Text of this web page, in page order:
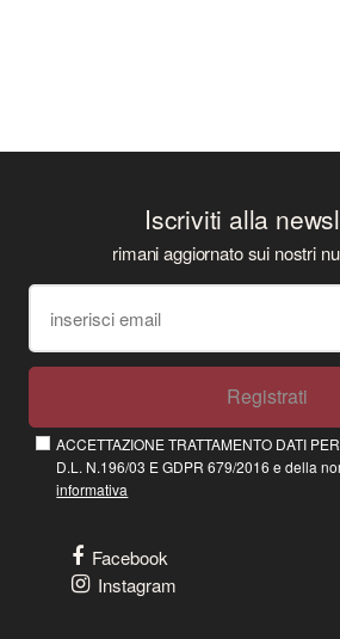
Iscriviti alla
rimani aggiornato sui nostri
Registrati
ACCETTAZIONE TRATTAMENTO DATI
D.L. N.196/03 E GDPR 679/2016 e della
informativa
Facebook
Instagram